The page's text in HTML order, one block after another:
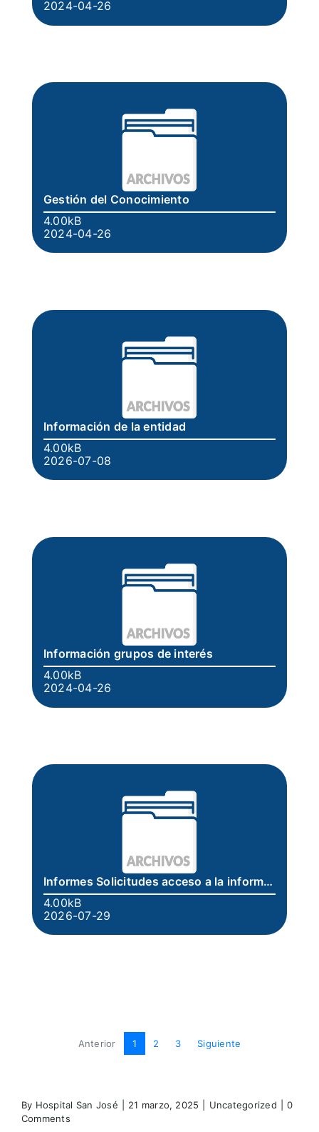
2024-04-26
Gestión del Conocimiento
4.00kB
2024-04-26
Información de la entidad
4.00kB
2026-07-08
Información grupos de interés
4.00kB
2024-04-26
Informes Solicitudes acceso a la información
4.00kB
2026-07-29
Anterior 1 2 3 Siguiente
By Hospital San José 21 marzo, 2025 Uncategorized
0
Comments